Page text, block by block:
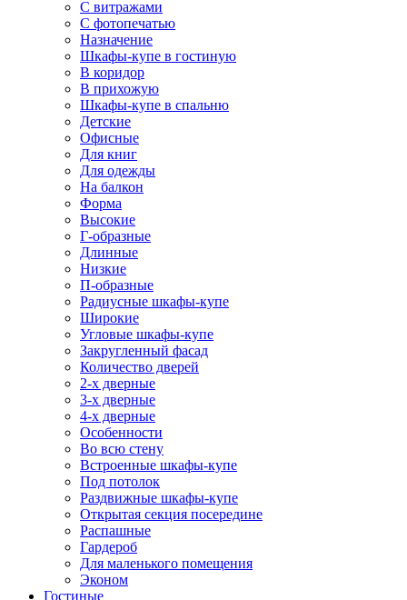
С витражами
С фотопечатью
Назначение
Шкафы-купе в гостиную
В коридор
В прихожую
Шкафы-купе в спальню
Детские
Офисные
Для книг
Для одежды
На балкон
Форма
Высокие
Г-образные
Длинные
Низкие
П-образные
Радиусные шкафы-купе
Широкие
Угловые шкафы-купе
Закругленный фасад
Количество дверей
2-х дверные
3-х дверные
4-х дверные
Особенности
Во всю стену
Встроенные шкафы-купе
Под потолок
Раздвижные шкафы-купе
Открытая секция посередине
Распашные
Гардероб
Для маленького помещения
Эконом
Гостиные